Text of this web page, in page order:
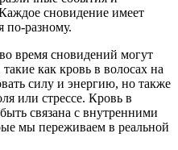
сновидение имеет
по-разному.
время сновидений могут
как кровь в волосах на
силу и энергию, но также
или стрессе. Кровь в
связана с внутренними
мы переживаем в реальной